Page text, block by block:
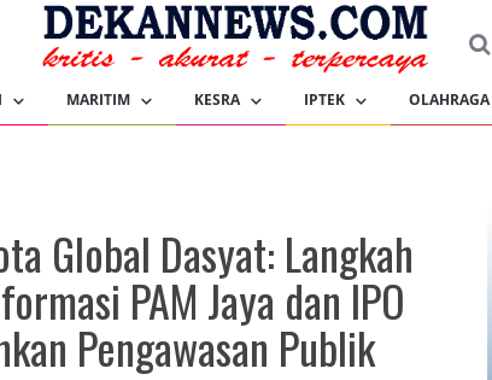
MARITIM KESRA IPTEK OLAHRAGA
Global Dasyat: Langkah
PAM Jaya dan IPO
Pengawasan Publik